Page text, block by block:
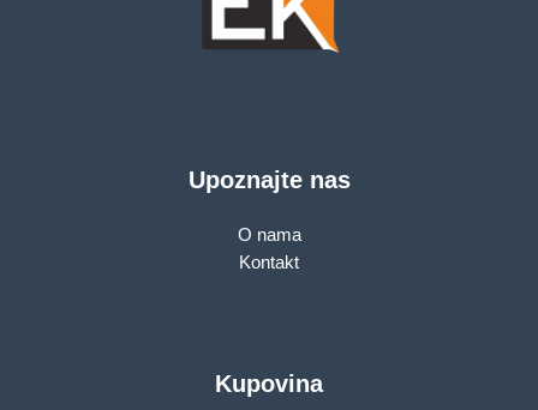
Upoznajte nas
O nama
Kontakt
Kupovina